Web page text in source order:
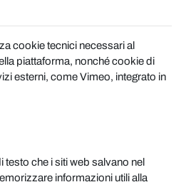
cookie tecnici necessari al
piattaforma, nonché cookie di
esterni, come Vimeo, integrato in
che i siti web salvano nel
informazioni utili alla